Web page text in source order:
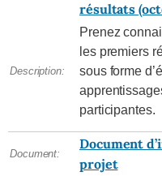
résultats
Description:
Prenez
les premiers
sous forme
participantes.
Document:
Document
projet